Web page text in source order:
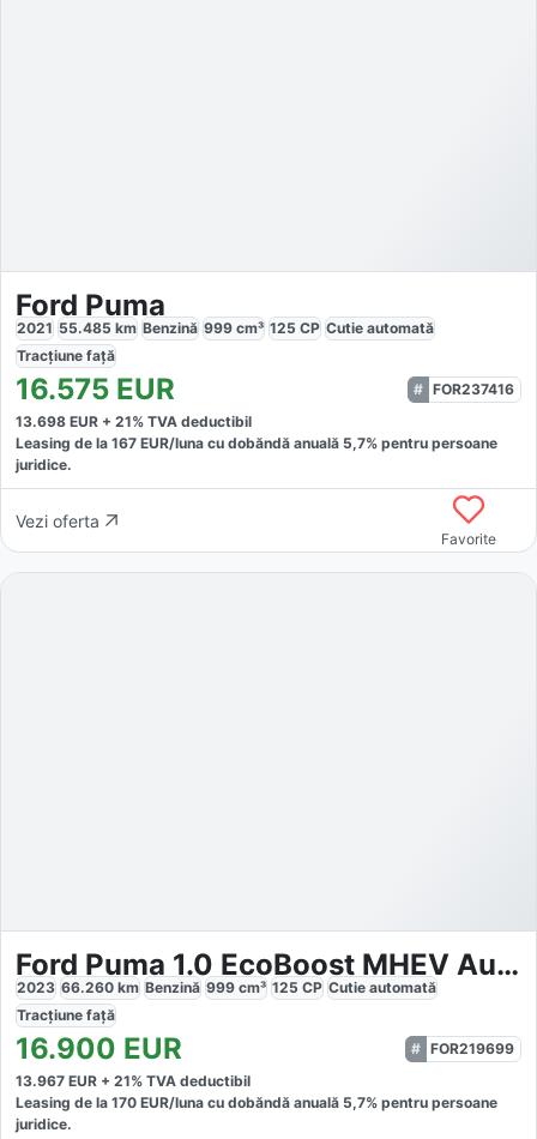
Ford Puma
2021 55.485 km Benzină 999 cm³ 125 CP Cutie automată
Tracțiune față
16.575 EUR
FOR237416
13.698 EUR + 21% TVA deductibil
Leasing de la 167 EUR/luna cu dobăndă anuală 5,7% pentru persoane
juridice.
Vezi oferta
Favorite
Ford Puma 1.0 EcoBoost MHEV Aut. Titanium
2023 66.260 km Benzină 999 cm³ 125 CP Cutie automată
Tracțiune față
16.900 EUR
FOR219699
13.967 EUR + 21% TVA deductibil
Leasing de la 170 EUR/luna cu dobăndă anuală 5,7% pentru persoane
juridice.